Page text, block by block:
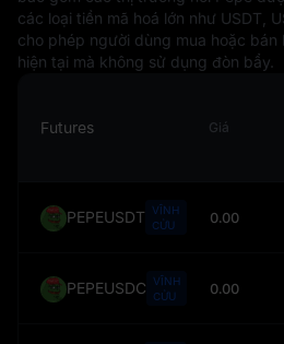
các loại tiền mã hoá lớn như USDT,
cho phép người dùng mua hoặc bán
hiện tại mà không sử dụng đòn bẩy.
Futures Giá
PEPEUSDT VĨNH
CỬU
0.00
PEPEUSDC VĨNH
CỬU
0.00